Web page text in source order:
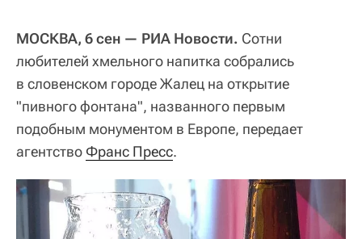
МОСКВА, 6 сен — РИА Новости. Сотни
любителей хмельного напитка собрались
в словенском городе Жалец на открытие
"пивного фонтана", названного первым
подобным монументом в Европе, передает
агентство Франс Пресс.